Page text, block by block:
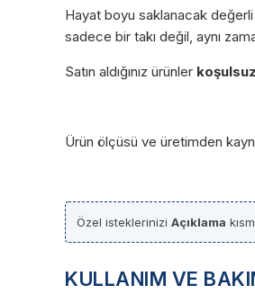
Hayat boyu saklanacak
sadece bir takı değil, aynı
Satın aldığınız ürünler
Ürün ölçüsü ve üretimden
Özel isteklerinizi Açıklama
KULLANIM VE